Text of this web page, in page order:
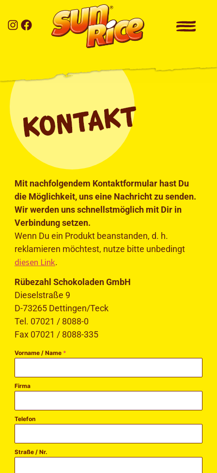
Mit nachfolgendem Kontaktformular hast Du
die Möglichkeit, uns eine Nachricht zu senden.
Wir werden uns schnellstmöglich mit Dir in
Verbindung setzen.
Wenn Du ein Produkt beanstanden, d. h.
reklamieren möchtest, nutze bitte unbedingt
diesen Link.
Rübezahl Schokoladen GmbH
Dieselstraße 9
D-73265 Dettingen/Teck
Tel. 07021 / 8088-0
Fax 07021 / 8088-335
Vorname / Name *
Firma
Telefon
Straße / Nr.